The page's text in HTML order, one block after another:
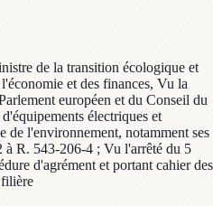
de la transition écologique et
et des finances, Vu la
européen et du Conseil du
électriques et
l'environnement, notamment ses
R. 543-206-4 ; Vu l'arrêté du 5
d'agrément et portant cahier des
filière